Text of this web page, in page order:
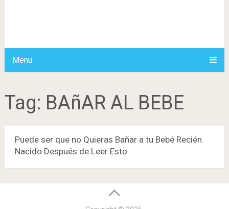
Menu
Tag: BAñAR AL BEBE
Puede ser que no Quieras Bañar a tu Bebé Recién
Nacido Después de Leer Esto